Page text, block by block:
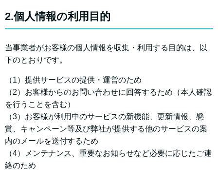
2.個人情報の利用目的
当事業者がお客様の個人情報を収集・利用する目的は、以
下のとおりです。
（1）提供サービスの提供・運営のため
（2）お客様からのお問い合わせに回答するため（本人確認
を行うことを含む）
（3）お客様が利用中のサービスの新機能、更新情報、懸
賞、キャンペーン等及び弊社が提供する他のサービスの案
内のメールを送付するため
（4）メンテナンス、重要なお知らせなど必要に応じたご連
絡のため